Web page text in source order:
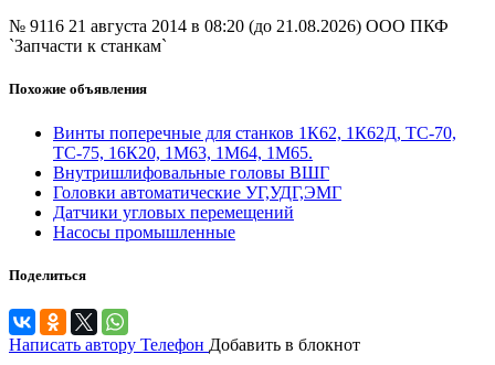
№ 9116 21 августа 2014 в 08:20 (до 21.08.2026) ООО ПКФ
`Запчасти к станкам`
Похожие объявления
Винты поперечные для станков 1К62, 1К62Д, ТС-70,
ТС-75, 16К20, 1М63, 1М64, 1М65.
Внутришлифовальные головы ВШГ
Головки автоматические УГ,УДГ,ЭМГ
Датчики угловых перемещений
Насосы промышленные
Поделиться
Написать автору Телефон Добавить в блокнот